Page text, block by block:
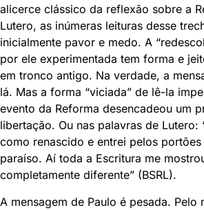
alicerce clássico da reflexão sobre a
Lutero, as inúmeras leituras desse
inicialmente pavor e medo. A
por ele experimentada tem forma e
em tronco antigo. Na verdade, a
lá. Mas a forma “viciada” de lê-la
evento da Reforma desencadeou um
libertação. Ou nas palavras de Lutero:
como renascido e entrei pelos
paraíso. Aí toda a Escritura me
completamente diferente” (BSRL).
A mensagem de Paulo é pesada. Pelo